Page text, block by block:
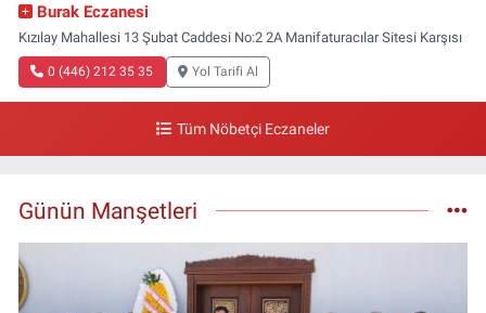
Burak Eczanesi
Kızılay Mahallesi 13 Şubat Caddesi No:2 2A Manifaturacılar Sitesi Karşısı
0 (446) 212 35 35 Yol Tarifi Al
Tüm Nöbetçi Eczaneler
Günün Manşetleri